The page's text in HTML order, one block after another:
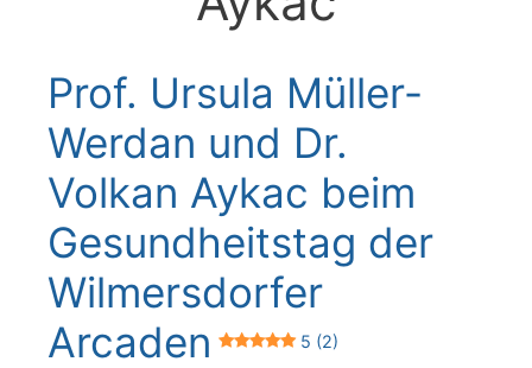
Prof. Ursula Müller-
Werdan und Dr.
Volkan Aykac beim
Gesundheitstag der
Wilmersdorfer
Arcaden
5 (2)